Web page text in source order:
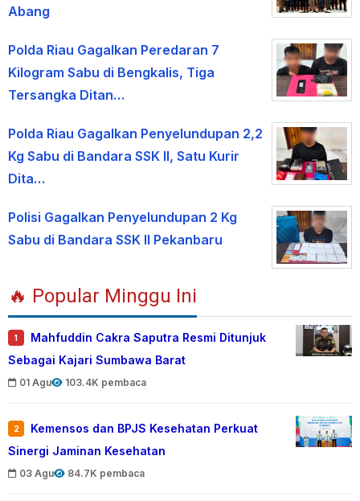
Abang
Polda Riau Gagalkan Peredaran 7
Kilogram Sabu di Bengkalis, Tiga
Tersangka Ditan…
Polda Riau Gagalkan Penyelundupan 2,2
Kg Sabu di Bandara SSK II, Satu Kurir
Dita…
Polisi Gagalkan Penyelundupan 2 Kg
Sabu di Bandara SSK II Pekanbaru
🔥 Popular Minggu Ini
1
Mahfuddin Cakra Saputra Resmi Ditunjuk
Sebagai Kajari Sumbawa Barat
01 Agu 103.4K pembaca
2
Kemensos dan BPJS Kesehatan Perkuat
Sinergi Jaminan Kesehatan
03 Agu 84.7K pembaca